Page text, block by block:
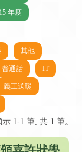
年度
其他
普通話 IT
義工送暖
示 1-1 筆, 共 1 筆。